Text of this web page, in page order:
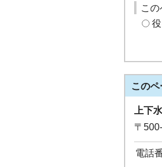
こ
この
上下
〒
電話